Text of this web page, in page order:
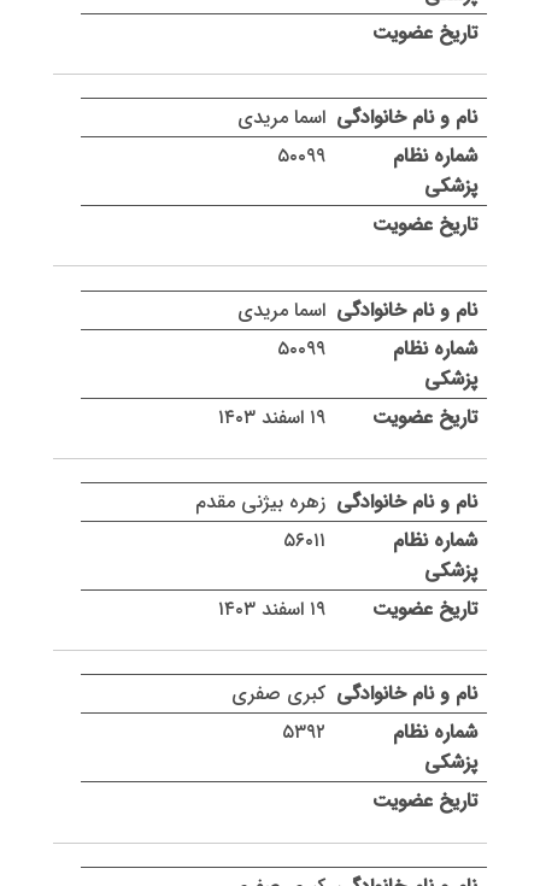
اسما مریدی
۵۰۰۹۹
اسما مریدی
۵۰۰۹۹
۱۹ اسفند ۱۴۰۳
زهره بیژنی مقدم
۵۶۰۱۱
۱۹ اسفند ۱۴۰۳
کبری صفری
۵۳۹۲